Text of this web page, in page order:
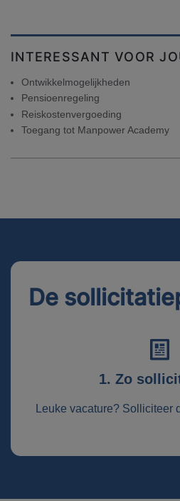
INTERESSANT VOOR
Ontwikkelmogelijkheden
Pensioenregeling
Reiskostenvergoeding
Toegang tot Manpower Academy
De
1. Zo
Leuke vacature? Solliciteer